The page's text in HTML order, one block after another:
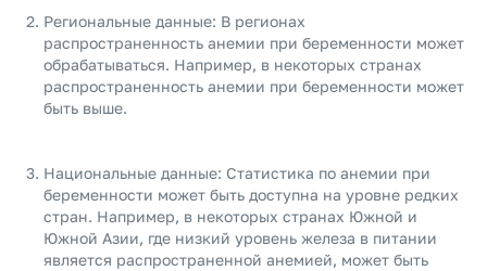
Региональные данные: В регионах
распространенность анемии при беременности может
обрабатываться. Например, в некоторых странах
распространенность анемии при беременности может
быть выше.
Национальные данные: Статистика по анемии при
беременности может быть доступна на уровне редких
стран. Например, в некоторых странах Южной и
Южной Азии, где низкий уровень железа в питании
является распространенной анемией, может быть